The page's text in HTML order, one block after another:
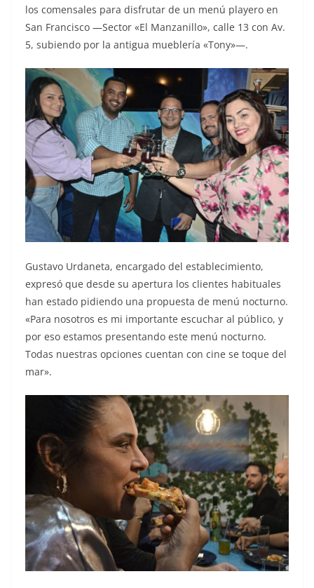
los comensales para disfrutar de un menú playero en
San Francisco —Sector «El Manzanillo», calle 13 con Av.
5, subiendo por la antigua mueblería «Tony»—.
Gustavo Urdaneta, encargado del establecimiento,
expresó que desde su apertura los clientes habituales
han estado pidiendo una propuesta de menú nocturno.
«Para nosotros es mi importante escuchar al público, y
por eso estamos presentando este menú nocturno.
Todas nuestras opciones cuentan con cine se toque del
mar».